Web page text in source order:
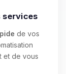
services
de vos
et de vous